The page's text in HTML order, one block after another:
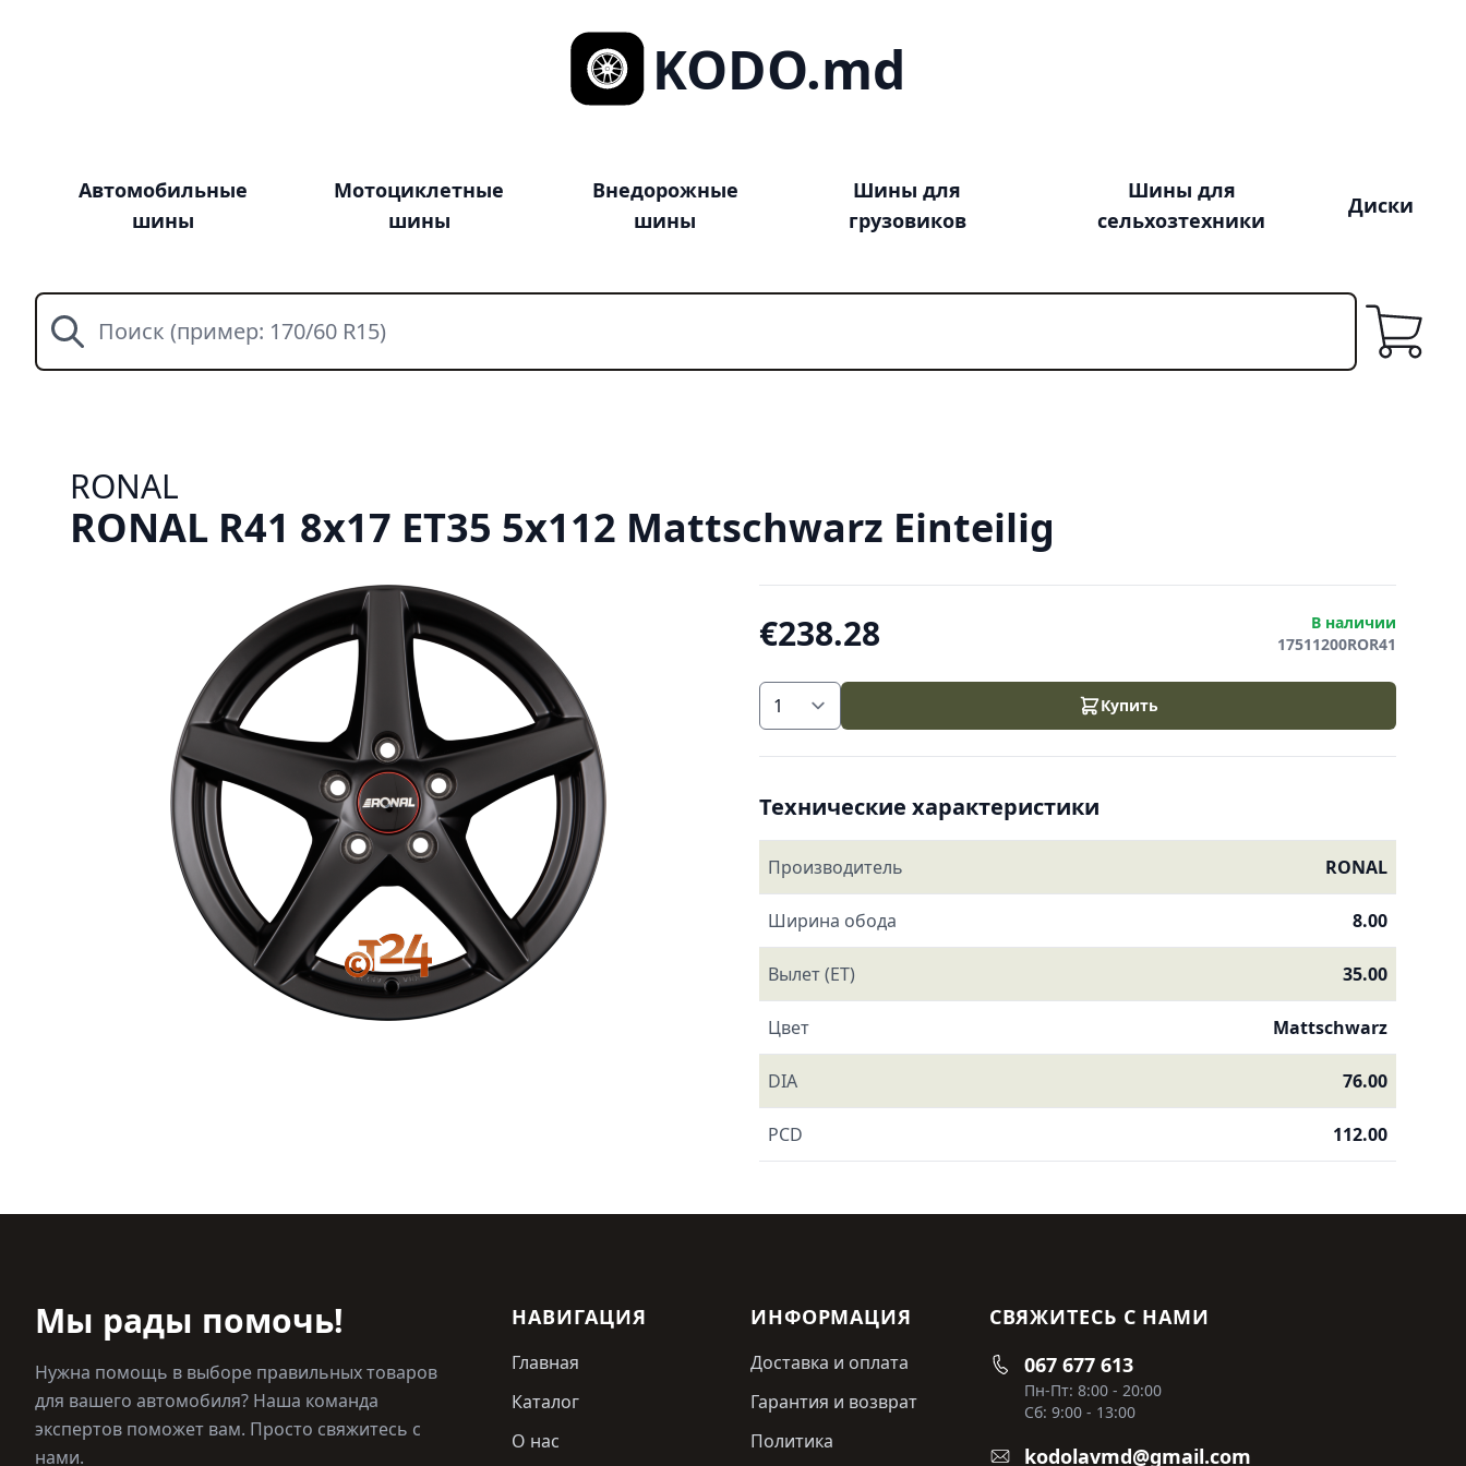
KODO.md
Автомобильные
шины
Мотоциклетные
шины
Внедорожные
шины
Шины для
грузовиков
Шины для
сельхозтехники
Диски
Поиск
Корзина
RONAL
RONAL R41 8x17 ET35 5x112 Mattschwarz Einteilig
€238.28
В наличии
17511200ROR41
Купить
Технические характеристики
Производитель RONAL
Ширина обода 8.00
Вылет (ET) 35.00
Цвет Mattschwarz
DIA 76.00
PCD 112.00
Мы рады помочь!
Нужна помощь в выборе правильных товаров
для вашего автомобиля? Наша команда
экспертов поможет вам. Просто свяжитесь с
нами.
НАВИГАЦИЯ
Главная
Каталог
О нас
ИНФОРМАЦИЯ
Доставка и оплата
Гарантия и возврат
Политика
СВЯЖИТЕСЬ С НАМИ
067 677 613
Пн-Пт: 8:00 - 20:00
Сб: 9:00 - 13:00
kodolavmd@gmail.com